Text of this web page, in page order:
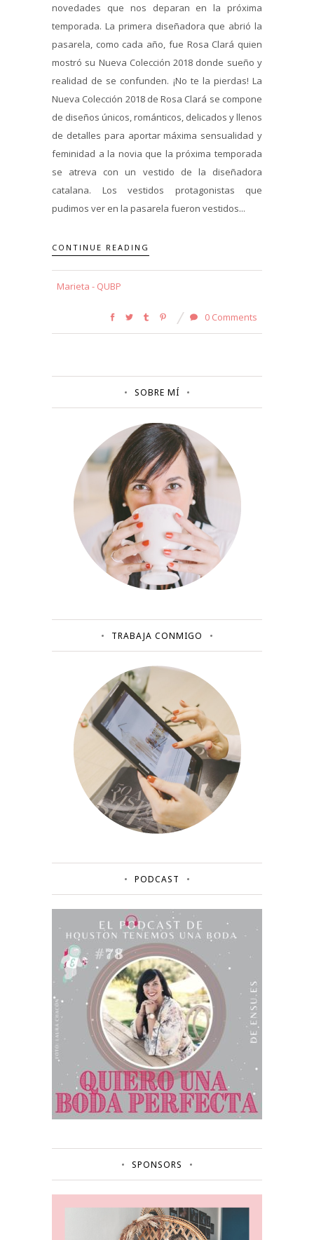
novedades que nos deparan en la próxima
temporada. La primera diseñadora que abrió la
pasarela, como cada año, fue Rosa Clará quien
mostró su Nueva Colección 2018 donde sueño y
realidad de se confunden. ¡No te la pierdas! La
Nueva Colección 2018 de Rosa Clará se compone
de diseños únicos, románticos, delicados y llenos
de detalles para aportar máxima sensualidad y
feminidad a la novia que la próxima temporada
se atreva con un vestido de la diseñadora
catalana. Los vestidos protagonistas que
pudimos ver en la pasarela fueron vestidos...
CONTINUE READING
Marieta - QUBP
0 Comments
SOBRE MÍ
TRABAJA CONMIGO
PODCAST
SPONSORS